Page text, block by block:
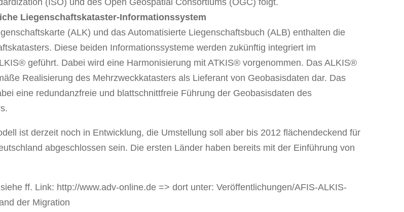
(ISO) und des Open Geospatial Consortiums (OGC) folgt.
Liegenschaftskataster-Informationssystem
(ALK) und das Automatisierte Liegenschaftsbuch (ALB) enthalten die
Diese beiden Informationssysteme werden zukünftig integriert im
geführt. Dabei wird eine Harmonisierung mit ATKIS® vorgenommen. Das ALKIS®
Realisierung des Mehrzweckkatasters als Lieferant von Geobasisdaten dar. Das
eine redundanzfreie und blattschnittfreie Führung der Geobasisdaten des
ist derzeit noch in Entwicklung, die Umstellung soll aber bis 2012 flächendeckend für
abgeschlossen sein. Die ersten Länder haben bereits mit der Einführung von
ff. Link: http://www.adv-online.de => dort unter: Veröffentlichungen/AFIS-ALKIS-
der Migration